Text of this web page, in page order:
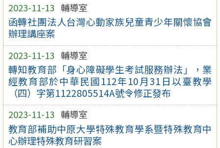
2023-11-13 輔導室
函轉社團法人台灣心動家族兒童青少年關懷協會
辦理講座案
2023-11-13 輔導室
轉知教育部「身心障礙學生考試服務辦法」，業
經教育部於中華民國112年10月31日以臺教學
（四）字第1122805514A號令修正發布
2023-11-13 輔導室
教育部補助中原大學特殊教育學系暨特殊教育中
心辦理特殊教育研習案